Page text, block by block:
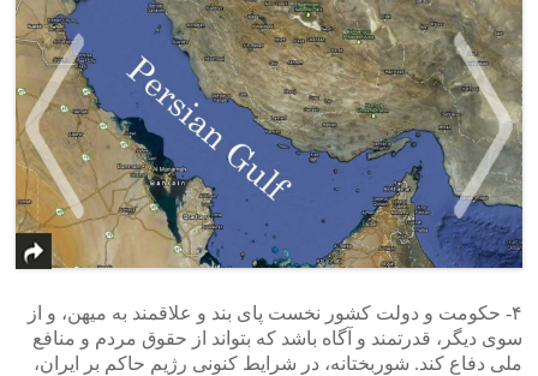
۴- حکومت و دولت کشور نخست پای بند و علاقمند به میهن، و از
سوی دیگر، قدرتمند و آگاه باشد که بتواند از حقوق مردم و منافع
ملی دفاع کند. شوربختانه، در شرایط کنونی رژیم حاکم بر ایران،
<
>